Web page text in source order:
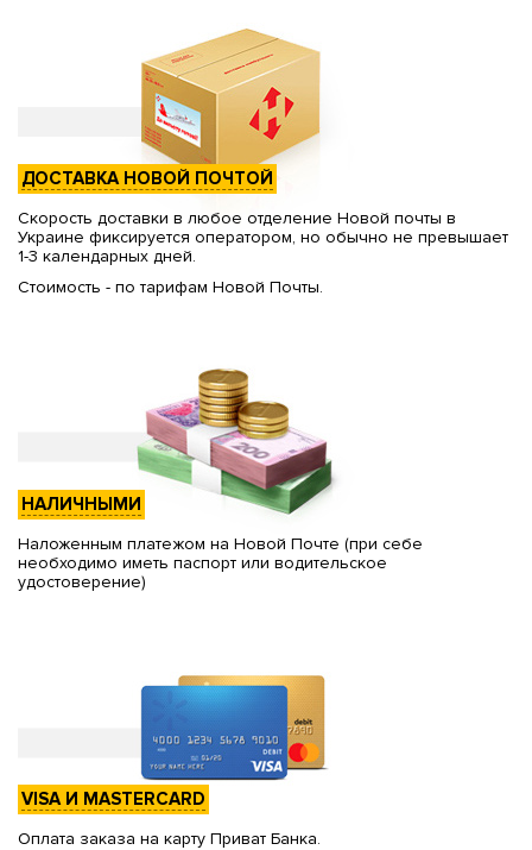
ДОСТАВКА НОВОЙ ПОЧТОЙ
Скорость доставки в любое отделение Новой почты в
Украине фиксируется оператором, но обычно не превышает
1-3 календарных дней.
Стоимость - по тарифам Новой Почты.
НАЛИЧНЫМИ
Наложенным платежом на Новой Почте (при себе
необходимо иметь паспорт или водительское
удостоверение)
VISA И MASTERCARD
Оплата заказа на карту Приват Банка.